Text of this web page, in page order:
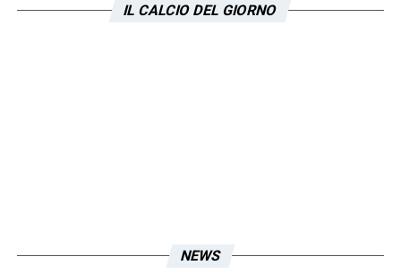
Tchaouna. Questa è una cosa che va più
danneggia l’immagine della società e della
IL CALCIO DEL GIORNO
NEWS